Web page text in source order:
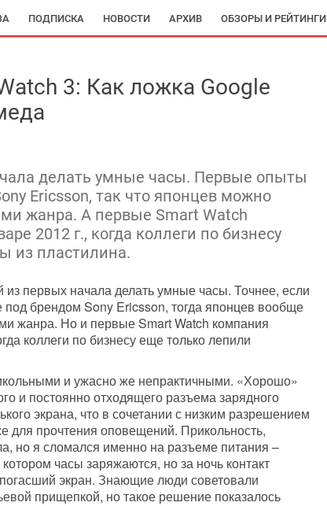
ПОДПИСКА НОВОСТИ АРХИВ ОБЗОРЫ И РЕЙТИНГИ
3: Как ложка Google
делать умные часы. Первые опыты
Ericsson, так что японцев можно
жанра. А первые Smart Watch
2012 г., когда коллеги по бизнесу
из пластилина.
из первых начала делать умные часы. Точнее, если
брендом Sony Ericsson, тогда японцев вообще
жанра. Но и первые Smart Watch компания
коллеги по бизнесу еще только лепили
и ужасно же непрактичными. «Хорошо»
и постоянно отходящего разъема зарядного
экрана, что в сочетании с низким разрешением
для прочтения оповещений. Прикольность,
но я сломался именно на разъеме питания –
часы заряжаются, но за ночь контакт
экран. Знающие люди советовали
прищепкой, но такое решение показалось